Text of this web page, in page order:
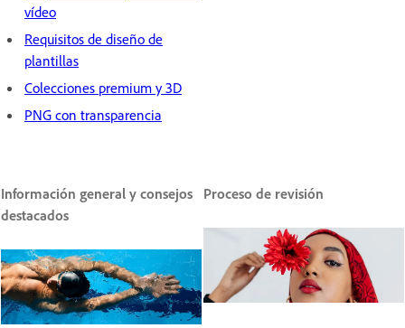
vídeo
Requisitos de diseño de
plantillas
Colecciones premium y 3D
PNG con transparencia
Información general y consejos
destacados
Proceso de revisión